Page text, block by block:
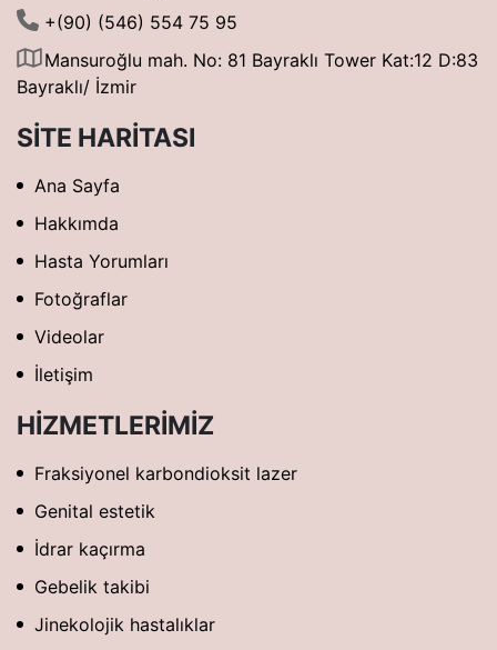
+(90) (546) 554 75 95
Mansuroğlu mah. No: 81 Bayraklı Tower Kat:12 D:83
Bayraklı/ İzmir
SITE HARITASI
Ana Sayfa
Hakkımda
Hasta Yorumları
Fotoğraflar
Videolar
İletişim
HIZMETLERIMIZ
Fraksiyonel karbondioksit lazer
Genital estetik
İdrar kaçırma
Gebelik takibi
Jinekolojik hastalıklar